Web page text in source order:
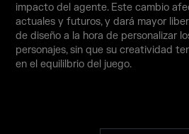
impacto del agente. Este cambio
actuales y futuros, y dará mayor
de diseño a la hora de personalizar
personajes, sin que su creatividad
en el equililbrio del juego.